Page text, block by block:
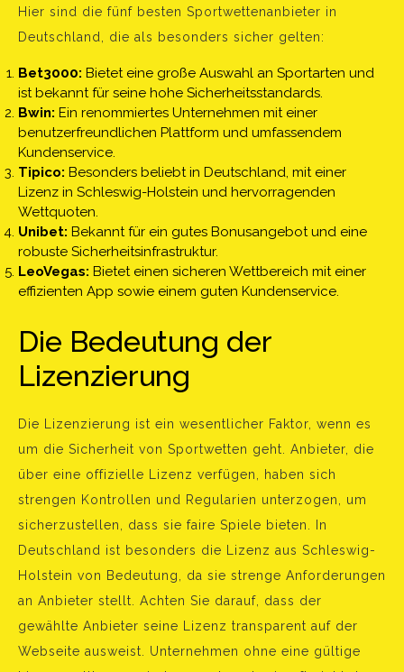
Hier sind die fünf besten Sportwettenanbieter in
Deutschland, die als besonders sicher gelten:
Bet3000: Bietet eine große Auswahl an Sportarten und
ist bekannt für seine hohe Sicherheitsstandards.
Bwin: Ein renommiertes Unternehmen mit einer
benutzerfreundlichen Plattform und umfassendem
Kundenservice.
Tipico: Besonders beliebt in Deutschland, mit einer
Lizenz in Schleswig-Holstein und hervorragenden
Wettquoten.
Unibet: Bekannt für ein gutes Bonusangebot und eine
robuste Sicherheitsinfrastruktur.
LeoVegas: Bietet einen sicheren Wettbereich mit einer
effizienten App sowie einem guten Kundenservice.
Die Bedeutung der
Lizenzierung
Die Lizenzierung ist ein wesentlicher Faktor, wenn es
um die Sicherheit von Sportwetten geht. Anbieter, die
über eine offizielle Lizenz verfügen, haben sich
strengen Kontrollen und Regularien unterzogen, um
sicherzustellen, dass sie faire Spiele bieten. In
Deutschland ist besonders die Lizenz aus Schleswig-
Holstein von Bedeutung, da sie strenge Anforderungen
an Anbieter stellt. Achten Sie darauf, dass der
gewählte Anbieter seine Lizenz transparent auf der
Webseite ausweist. Unternehmen ohne eine gültige